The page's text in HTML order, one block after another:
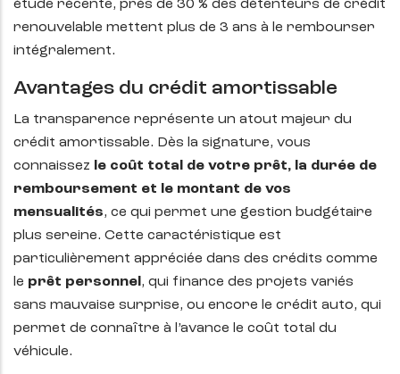
étude récente, près de 30 % des détenteurs de crédit
renouvelable mettent plus de 3 ans à le rembourser
intégralement.
Avantages du crédit amortissable
La transparence représente un atout majeur du
crédit amortissable. Dès la signature, vous
connaissez
le coût total de votre prêt, la durée de
remboursement et le montant de vos
mensualités, ce qui permet une gestion budgétaire
plus sereine. Cette caractéristique est
particulièrement appréciée dans des crédits comme
le prêt personnel , qui finance des projets variés
sans mauvaise surprise, ou encore le crédit auto, qui
permet de connaître à l’avance le coût total du
véhicule.